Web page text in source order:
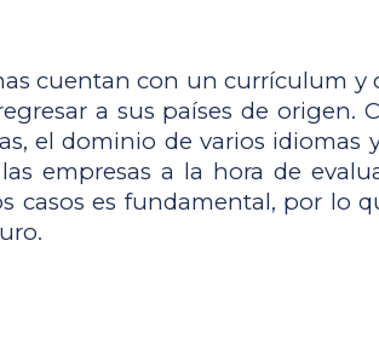
cuentan con un currículum
a sus países de origen.
el dominio de varios
empresas a la hora de
casos es fundamental, por lo